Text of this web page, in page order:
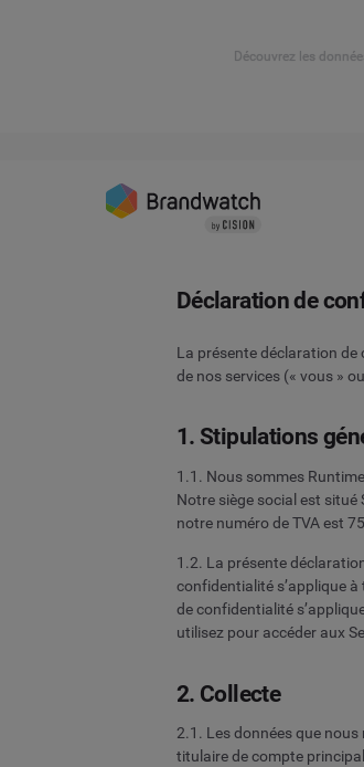
Découvrez les
Déclaration de
La présente déclaration
de nos services (« vous »
1. Stipulations
1.1. Nous sommes
Notre siège social est
notre numéro de TVA est
1.2. La présente
confidentialité s’applique
de confidentialité
utilisez pour accéder aux
2. Collecte
2.1. Les données que
titulaire de compte